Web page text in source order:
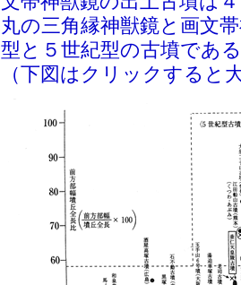
丸の三角縁神獣鏡と画文
型と５世紀型の古墳であ
（下図はクリックすると